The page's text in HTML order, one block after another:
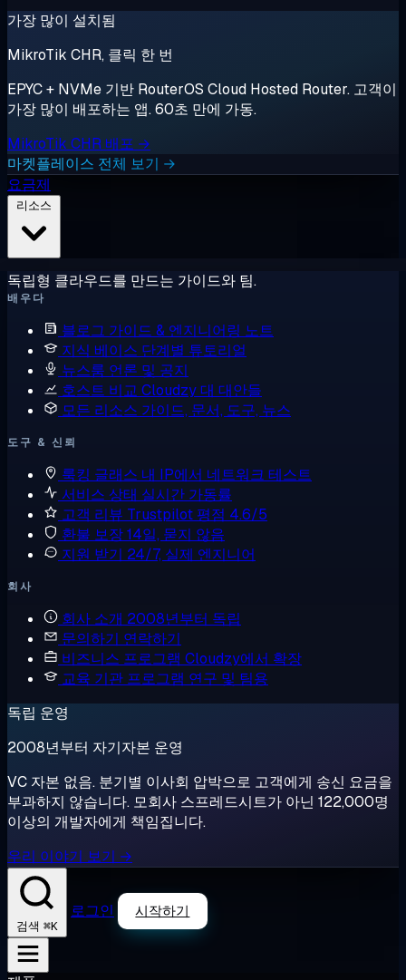
가장 많이 설치됨
MikroTik CHR, 클릭 한 번
EPYC + NVMe 기반 RouterOS Cloud Hosted Router. 고객이
가장 많이 배포하는 앱. 60초 만에 가동.
MikroTik CHR 배포 →
마켓플레이스 전체 보기 →
요금제
독립형 클라우드를 만드는 가이드와 팀.
배우다
블로그 가이드 & 엔지니어링 노트
지식 베이스 단계별 튜토리얼
뉴스룸 언론 및 공지
호스트 비교 Cloudzy 대 대안들
모든 리소스 가이드, 문서, 도구, 뉴스
도구 & 신뢰
룩킹 글래스 내 IP에서 네트워크 테스트
서비스 상태 실시간 가동률
고객 리뷰 Trustpilot 평점 4.6/5
환불 보장14일, 묻지 않음
지원 받기 24/7, 실제 엔지니어
회사
회사 소개 2008년부터 독립
문의하기 연락하기
비즈니스 프로그램 Cloudzy에서 확장
교육 기관 프로그램 연구 및 팀용
독립 운영
2008년부터 자기자본 운영
VC 자본 없음. 분기별 이사회 압박으로 고객에게 송신 요금을
부과하지 않습니다. 모회사 스프레드시트가 아닌 122,000명
이상의 개발자에게 책임집니다.
우리 이야기 보기 →
검색 ⌘K
로그인 시작하기